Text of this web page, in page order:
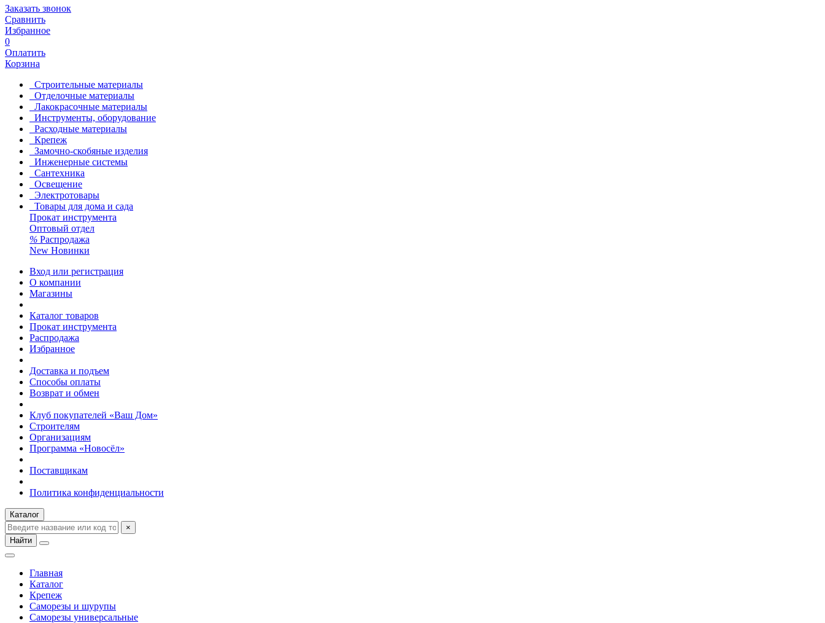
Заказать звонок
Сравнить
Избранное
0
Оплатить
Корзина
Строительные материалы
Отделочные материалы
Лакокрасочные материалы
Инструменты, оборудование
Расходные материалы
Крепеж
Замочно-скобяные изделия
Инженерные системы
Сантехника
Освещение
Электротовары
Товары для дома и сада
Прокат инструмента
Оптовый отдел
% Распродажа
New Новинки
Вход или регистрация
О компании
Магазины
Каталог товаров
Прокат инструмента
Распродажа
Избранное
Доставка и подъем
Способы оплаты
Возврат и обмен
Клуб покупателей «Ваш Дом»
Строителям
Организациям
Программа «Новосёл»
Поставщикам
Политика конфиденциальности
Каталог
×
Найти
Главная
Каталог
Крепеж
Саморезы и шурупы
Саморезы универсальные